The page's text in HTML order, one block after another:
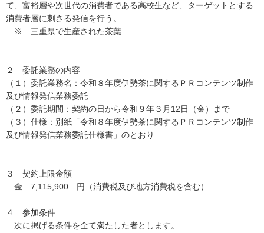
て、富裕層や次世代の消費者である高校生など、ターゲットとする
消費者層に刺さる発信を行う。
※ 三重県で生産された茶葉
２ 委託業務の内容
（１）委託業務名：令和８年度伊勢茶に関するＰＲコンテンツ制作
及び情報発信業務委託
（２）委託期間：契約の日から令和９年３月12日（金）まで
（３）仕様：別紙「令和８年度伊勢茶に関するＰＲコンテンツ制作
及び情報発信業務委託仕様書」のとおり
３ 契約上限金額
金 7,115,900 円（消費税及び地方消費税を含む）
４ 参加条件
次に掲げる条件を全て満たした者とします。